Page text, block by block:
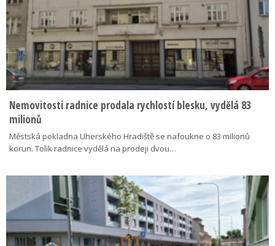
Nemovitosti radnice prodala rychlostí blesku, vydělá 83
milionů
Městská pokladna Uherského Hradiště se nafoukne o 83 milionů
korun. Tolik radnice vydělá na prodeji dvou…